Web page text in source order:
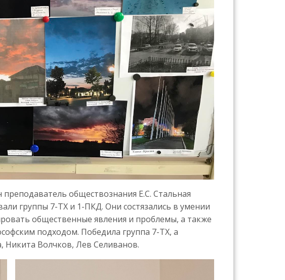
обществознания Е.С. Стальная
группы 7-ТХ и 1-ПКД. Они состязались в умении
общественные явления и проблемы, а также
подходом. Победила группа 7-ТХ, а
Никита Волчков, Лев Селиванов.